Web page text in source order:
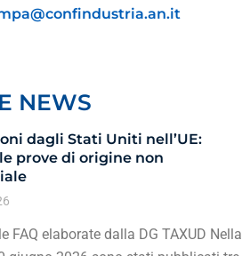
NEWS
dagli Stati Uniti nell’UE:
prove di origine non
FAQ elaborate dalla DG TAXUD Nella